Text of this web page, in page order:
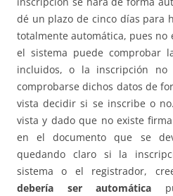
dé un plazo de cinco días para
totalmente automática, pues no
el sistema puede comprobar
incluidos, o la inscripción no
comprobarse dichos datos de
vista decidir si se inscribe o
vista y dado que no existe
en el documento que se
quedando claro si la
sistema o el registrador,
debería ser automática